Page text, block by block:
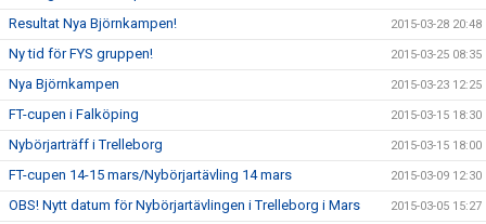
Resultat Nya Björnkampen! 2015-03-28 20:48
Ny tid för FYS gruppen! 2015-03-25 08:35
Nya Björnkampen 2015-03-23 12:25
FT-cupen i Falköping 2015-03-15 18:30
Nybörjarträff i Trelleborg 2015-03-15 18:00
FT-cupen 14-15 mars/Nybörjartävling 14 mars 2015-03-09 12:30
OBS! Nytt datum för Nybörjartävlingen i Trelleborg i Mars 2015-03-05 15:27